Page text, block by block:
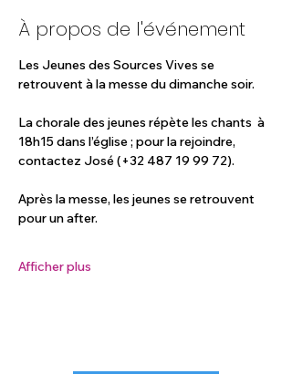
À propos de l'événement
Les Jeunes des Sources Vives se
retrouvent à la messe du dimanche soir.
La chorale des jeunes répète les chants  à
18h15 dans l’église ; pour la rejoindre,
contactez José (+32 487 19 99 72).
Après la messe, les jeunes se retrouvent
pour un after.
Afficher plus